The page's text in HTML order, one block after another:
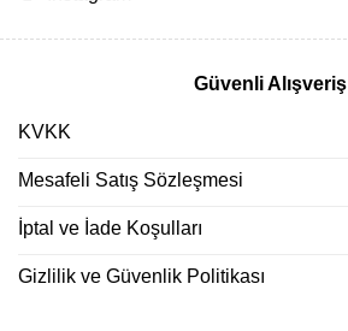
Güvenli Alışveriş
KVKK
Mesafeli Satış Sözleşmesi
İptal ve İade Koşulları
Gizlilik ve Güvenlik Politikası